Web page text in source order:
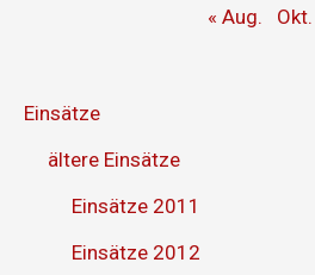
« Aug.
Einsätze
ältere Einsätze
Einsätze 2011
Einsätze 2012